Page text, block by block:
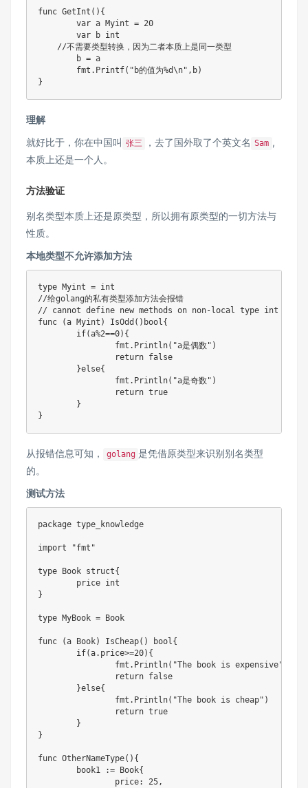
func GetInt ( ) {
var a Myint = 20
var b int
//不需要类型转换，因为二者本质上是同一类型
	b
= a
	fmt
. Printf( "b的值为%d\n" , b)
}
理解
就好比于，你在中国叫 张三 ，去了国外取了个英文名 Sam ,
本质上还是一个人。
方法验证
别名类型本质上还是原类型，所以拥有原类型的一切方法与
性质。
本地类型不允许添加方法
type Myint = int
//给golang的私有类型添加方法会报错
// cannot define new methods on non-local type int
func
(a Myint ) IsOdd ( ) bool{
if(a%2==0) {
		fmt
. Println( "a是偶数" )
return false
}else{
		fmt
. Println( "a是奇数" )
return true
}
}
从报错信息可知， golang 是凭借原类型来识别别名类型
的。
测试方法
package type_knowledge
import "fmt"
type Book struct{
	price
int
}
type MyBook = Book
func (a Book) IsCheap( ) bool{
if(a. price>=20) {
		fmt
. Println( "The book is expensive"
return false
}else{
		fmt
. Println( "The book is cheap" )
return true
}
}
func OtherNameType( ) {
	book1
:= Book{
		price
: 25,